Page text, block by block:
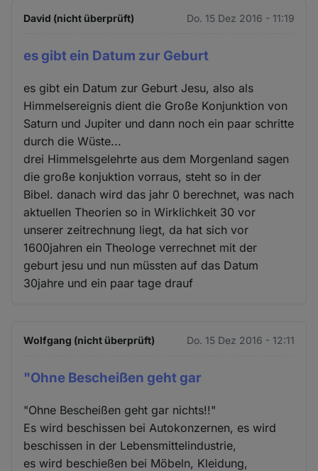
David (nicht überprüft) Do. 15 Dez 2016 - 11:19
es gibt ein Datum zur Geburt
es gibt ein Datum zur Geburt Jesu, also als
Himmelsereignis dient die Große Konjunktion von
Saturn und Jupiter und dann noch ein paar schritte
durch die Wüste...
drei Himmelsgelehrte aus dem Morgenland sagen
die große konjuktion vorraus, steht so in der
Bibel. danach wird das jahr 0 berechnet, was nach
aktuellen Theorien so in Wirklichkeit 30 vor
unserer zeitrechnung liegt, da hat sich vor
1600jahren ein Theologe verrechnet mit der
geburt jesu und nun müssten auf das Datum
30jahre und ein paar tage drauf
Wolfgang (nicht überprüft) Do. 15 Dez 2016 - 12:11
"Ohne Bescheißen geht gar
"Ohne Bescheißen geht gar nichts!!"
Es wird beschissen bei Autokonzernen, es wird
beschissen in der Lebensmittelindustrie,
es wird beschießen bei Möbeln, Kleidung,